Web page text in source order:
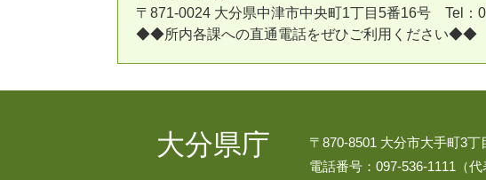
〒871-0024 大分県中津市中央町1丁目5番16号 Tel
◆◆所内各課への直通電話をぜひご利用ください
大分県庁
〒870-8501 大分市大手町3丁
電話番号：097-536-1111（代